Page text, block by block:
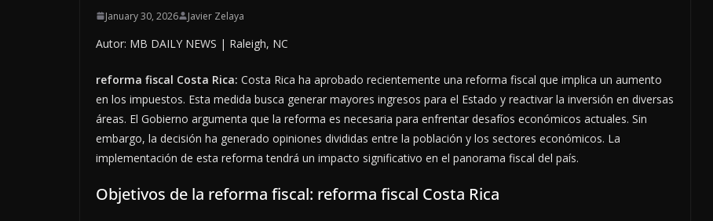
January 30, 2026 Javier Zelaya
Autor: MB DAILY NEWS | Raleigh, NC
reforma fiscal Costa Rica: Costa Rica ha aprobado recientemente una reforma fiscal que implica un aumento
en los impuestos. Esta medida busca generar mayores ingresos para el Estado y reactivar la inversión en diversas
áreas. El Gobierno argumenta que la reforma es necesaria para enfrentar desafíos económicos actuales. Sin
embargo, la decisión ha generado opiniones divididas entre la población y los sectores económicos. La
implementación de esta reforma tendrá un impacto significativo en el panorama fiscal del país.
Objetivos de la reforma fiscal: reforma fiscal Costa Rica